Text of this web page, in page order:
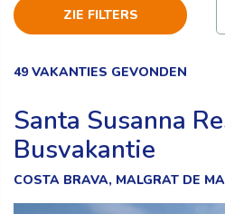
ZIE FILTERS
49 VAKANTIES GEVONDEN
Santa Susanna
Busvakantie
COSTA BRAVA, MALGRAT DE